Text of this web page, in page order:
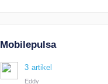
Mobilepulsa
3 artikel
Eddy